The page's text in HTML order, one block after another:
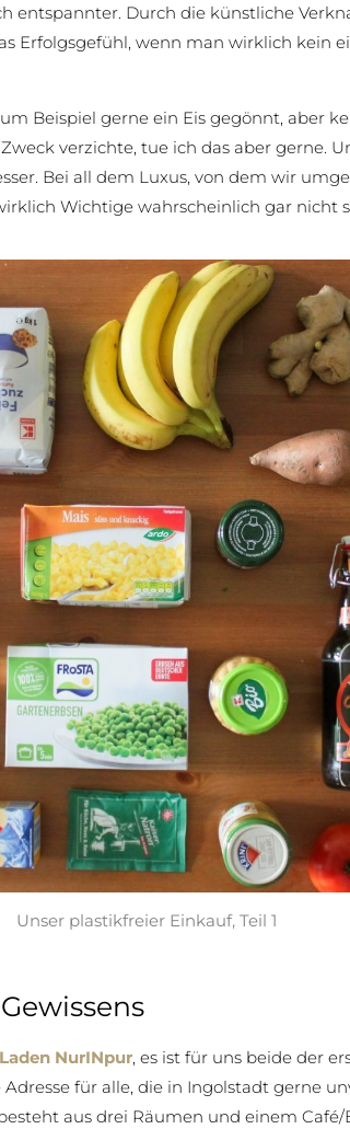
entspannter. Durch die künstliche
Erfolgsgefühl, wenn man wirklich kein
Beispiel gerne ein Eis gegönnt, aber
verzichte, tue ich das aber gerne.
Bei all dem Luxus, von dem wir
Wichtige wahrscheinlich gar nicht
Unser plastikfreier Einkauf, Teil 1
NurINpur, es ist für uns beide der
für alle, die in Ingolstadt gerne
aus drei Räumen und einem